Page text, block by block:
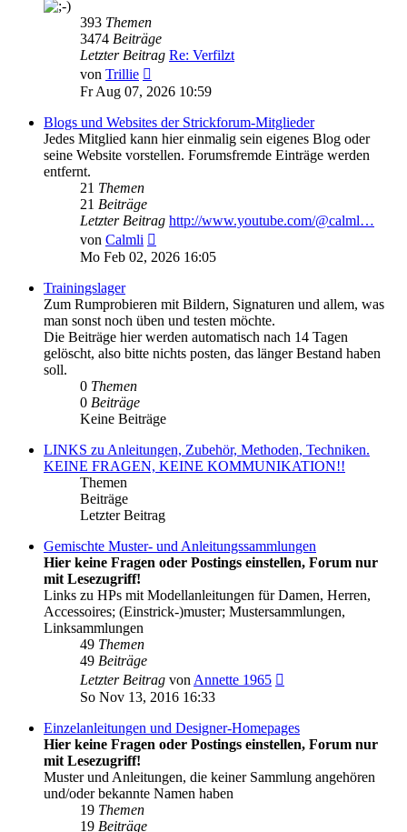
393 Themen
3474 Beiträge
Letzter Beitrag Re: Verfilzt
von Trillie
Beitrag
Fr Aug 07, 2026 10:59
Blogs und Websites der Strickforum-Mitglieder
Jedes Mitglied kann hier einmalig sein eigenes Blog oder
seine Website vorstellen. Forumsfremde Einträge werden
entfernt.
21 Themen
21 Beiträge
Letzter Beitrag http://www.youtube.com/@calml…
von Calmli
Beitrag
Mo Feb 02, 2026 16:05
Trainingslager
Zum Rumprobieren mit Bildern, Signaturen und allem, was
man sonst noch üben und testen möchte.
Die Beiträge hier werden automatisch nach 14 Tagen
gelöscht, also bitte nichts posten, das länger Bestand haben
soll.
0 Themen
0 Beiträge
Keine Beiträge
LINKS zu Anleitungen, Zubehör, Methoden, Techniken.
KEINE FRAGEN, KEINE KOMMUNIKATION!!
Themen
Beiträge
Letzter Beitrag
Gemischte Muster- und Anleitungssammlungen
Hier keine Fragen oder Postings einstellen, Forum nur
mit Lesezugriff!
Links zu HPs mit Modellanleitungen für Damen, Herren,
Accessoires; (Einstrick-)muster; Mustersammlungen,
Linksammlungen
49 Themen
49 Beiträge
Letzter Beitrag vonAnnette 1965
So Nov 13, 2016 16:33
Einzelanleitungen und Designer-Homepages
Hier keine Fragen oder Postings einstellen, Forum nur
mit Lesezugriff!
Muster und Anleitungen, die keiner Sammlung angehören
und/oder bekannte Namen haben
19 Themen
19 Beiträge